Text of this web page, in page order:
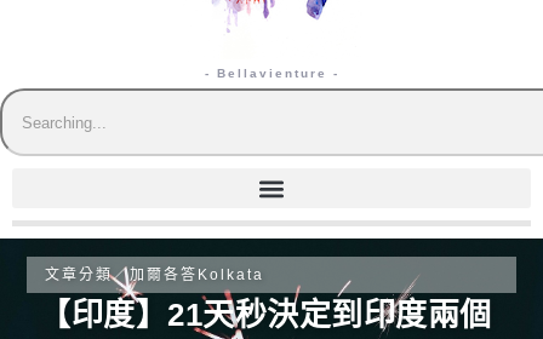
- Bellavienture -
文章分類／加爾各答Kolkata
【印度】21天秒決定到印度兩個